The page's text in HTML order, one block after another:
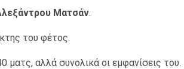
Ματσάν.
του φέτος.
ματς, αλλά συνολικά οι εμφανίσεις του.